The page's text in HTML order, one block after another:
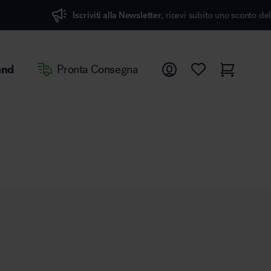
Iscriviti alla Newsletter, ricevi subito uno sconto del 7%
Pronta Consegna